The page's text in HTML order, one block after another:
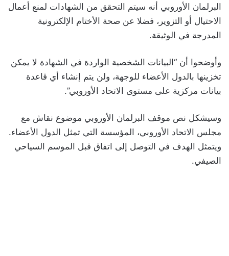
البرلمان الأوروبي أنه سيتم التحقق من الشهادات لمنع أعمال
الاحتيال أو التزوير، فضلا عن صحة الأختام الإلكترونية
المدرجة في الوثيقة.
وأوضحوا أن “البيانات الشخصية الواردة في الشهادة لا يمكن
تخزينها بالدول الأعضاء للوجهة، ولن يتم إنشاء أي قاعدة
بيانات مركزية على مستوى الاتحاد الأوروبي”.
وسيشكل نص موقف البرلمان الأوروبي موضوع نقاش مع
مجلس الاتحاد الأوروبي، المؤسسة التي تمثل الدول الأعضاء.
ويتمثل الهدف في التوصل إلى اتفاق قبل الموسم السياحي
الصيفي.